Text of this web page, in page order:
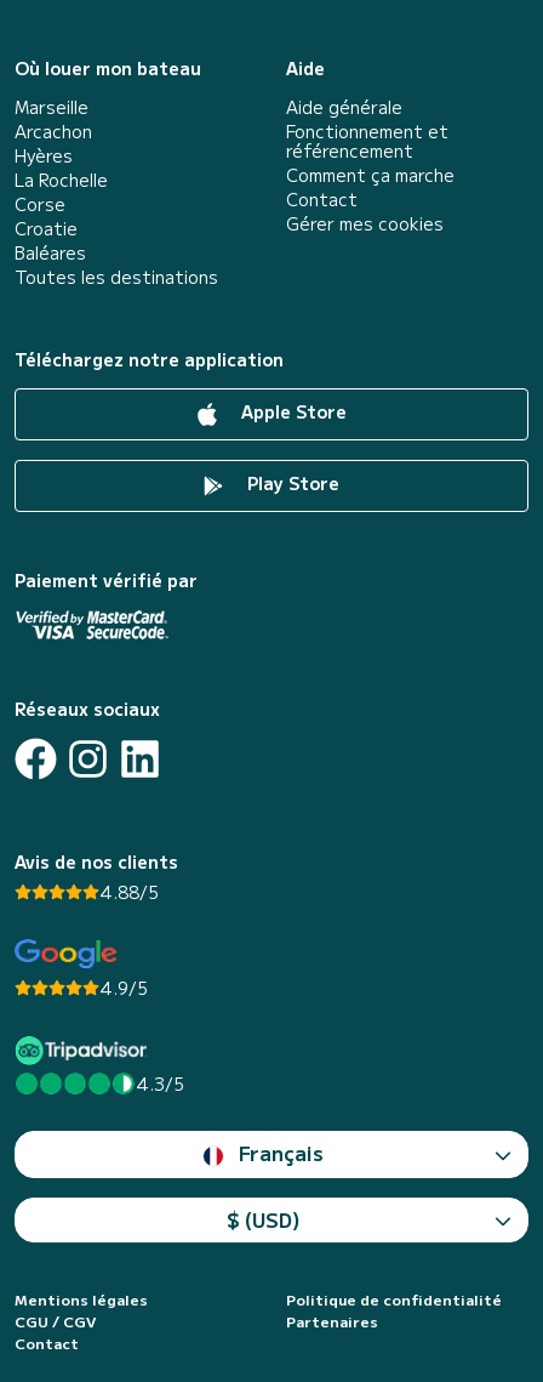
Où louer mon bateau
Marseille
Arcachon
Hyères
La Rochelle
Corse
Croatie
Baléares
Toutes les destinations
Aide
Aide générale
Fonctionnement et
référencement
Comment ça marche
Contact
Gérer mes cookies
Téléchargez notre application
Apple Store
Play Store
Paiement vérifié par
Réseaux sociaux
Avis de nos clients
4.88/5
4.9/5
4.3/5
Français
$ (USD)
Mentions légales
Politique de confidentialité
CGU / CGV
Partenaires
Contact